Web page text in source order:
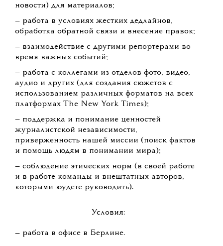
новости) для материалов;
— работа в условиях жестких дедлайнов,
обработка обратной связи и внесение правок;
— взаимодействие с другими репортерами во
время важных событий;
— работа с коллегами из отделов фото, видео,
аудио и других (для создания сюжетов с
использованием различных форматов на всех
платформах The New York Times);
— поддержка и понимание ценностей
журналистской независимости,
приверженность нашей миссии (поиск фактов
и помощь людям в понимании мира);
— соблюдение этических норм (в своей работе
и в работе команды и внештатных авторов,
которыми юудете руководить).
Условия:
— работа в офисе в Берлине.